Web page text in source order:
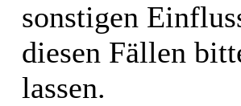
sonstigen
diesen Fällen
lassen.